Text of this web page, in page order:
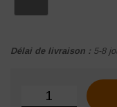
Délai de livraison : 5-8
quantité de